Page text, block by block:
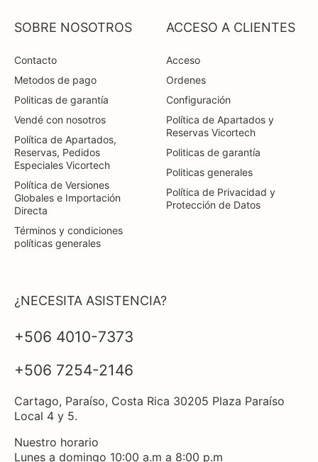
SOBRE NOSOTROS
Contacto
Metodos de pago
Politicas de garantía
Vendé con nosotros
Política de Apartados,
Reservas, Pedidos
Especiales Vicortech
Política de Versiones
Globales e Importación
Directa
Términos y condiciones
políticas generales
ACCESO A CLIENTES
Acceso
Ordenes
Configuración
Política de Apartados y
Reservas Vicortech
Politicas de garantía
Politicas generales
Política de Privacidad y
Protección de Datos
¿NECESITA ASISTENCIA?
+506 4010-7373
+506 7254-2146
Cartago, Paraíso, Costa Rica 30205 Plaza Paraíso
Local 4 y 5.
Nuestro horario
Lunes a domingo 10:00 a.m a 8:00 p.m